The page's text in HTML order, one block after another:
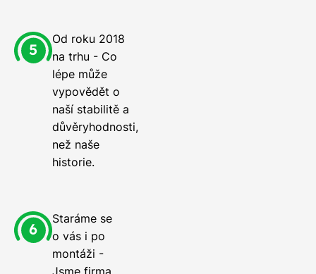
Od roku 2018
na trhu - Co
lépe může
vypovědět o
naší stabilitě a
důvěryhodnosti,
než naše
historie.
Staráme se
o vás i po
montáži -
Jsme firma